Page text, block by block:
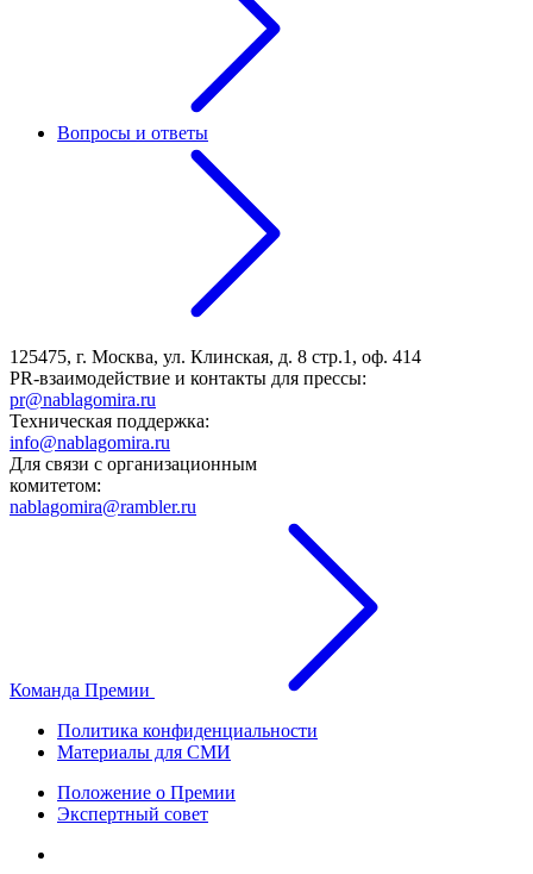
Вопросы и ответы
125475, г. Москва, ул. Клинская, д. 8 стр.1, оф. 414
PR-взаимодействие и контакты для прессы:
pr@nablagomira.ru
Техническая поддержка:
info@nablagomira.ru
Для связи с организационным
комитетом:
nablagomira@rambler.ru
Команда Премии
Политика конфиденциальности
Материалы для СМИ
Положение о Премии
Экспертный совет